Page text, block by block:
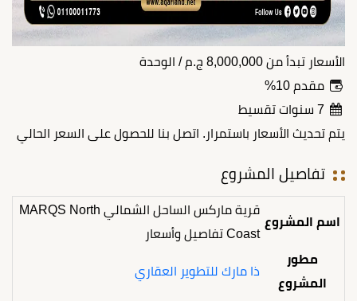
الأسعار تبدأ من 8,000,000 ج.م / الوحدة
مقدم 10%
7 سنوات تقسيط
يتم تحديث الأسعار باستمرار. اتصل بنا للحصول على السعر الحالي
تفاصيل المشروع
اسم المشروع
قرية ماركس الساحل الشمالي MARQS North
Coast تفاصيل وأسعار
مطور
المشروع
ذا مارك للتطوير العقاري